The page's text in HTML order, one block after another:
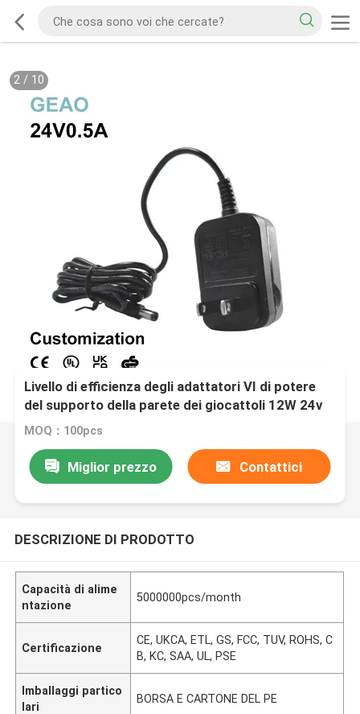
2/ 10
Livello di efficienza degli adattatori VI di potere
del supporto della parete dei giocattoli 12W 24v
0.5a
MOQ：100pcs
Miglior prezzo Contattici
DESCRIZIONE DI PRODOTTO
Capacità di alime
ntazione
5000000pcs/month
Certificazione
CE, UKCA, ETL, GS, FCC, TUV, ROHS, C
B, KC, SAA, UL, PSE
Imballaggi partico
lari
BORSA E CARTONE DEL PE